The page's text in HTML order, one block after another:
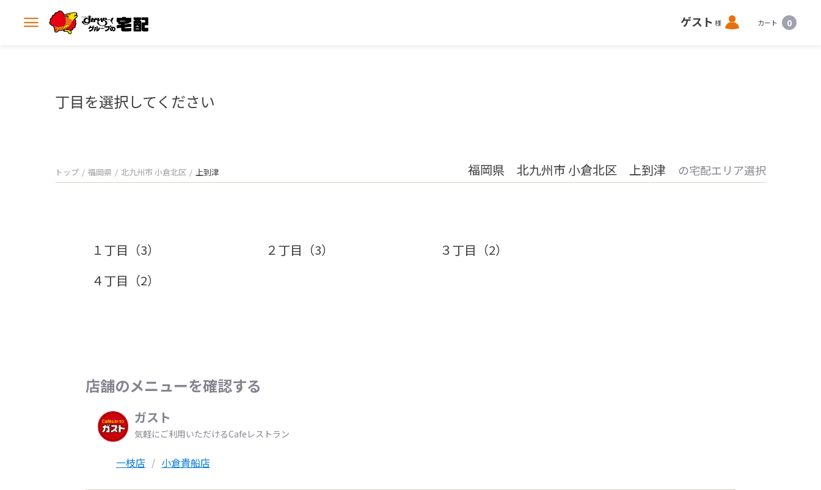
メ
ゲスト 様 ロ
グ
カート 0
丁目を選択してください
トップ 福岡県 北九州市 小倉北区 上到津 福岡県 北九州市 小倉北区 上到津 の宅配エリア選択
１丁目（3） ２丁目（3）
３丁目（2）
４丁目（2）
店舗のメニューを確認する
ガスト
気軽にご利用いただけるCafeレストラン
一枝店 小倉貴船店